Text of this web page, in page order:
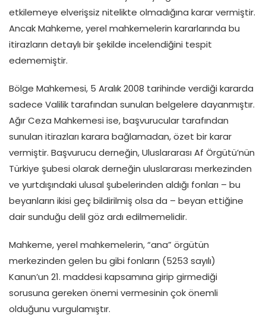
etkilemeye elverişsiz nitelikte olmadığına karar vermiştir.
Ancak Mahkeme, yerel mahkemelerin kararlarında bu
itirazların detaylı bir şekilde incelendiğini tespit
edememiştir.
Bölge Mahkemesi, 5 Aralık 2008 tarihinde verdiği kararda
sadece Valilik tarafından sunulan belgelere dayanmıştır.
Ağır Ceza Mahkemesi ise, başvurucular tarafından
sunulan itirazları karara bağlamadan, özet bir karar
vermiştir. Başvurucu derneğin, Uluslararası Af Örgütü’nün
Türkiye şubesi olarak derneğin uluslararası merkezinden
ve yurtdışındaki ulusal şubelerinden aldığı fonları – bu
beyanların ikisi geç bildirilmiş olsa da – beyan ettiğine
dair sunduğu delil göz ardı edilmemelidir.
Mahkeme, yerel mahkemelerin, “ana” örgütün
merkezinden gelen bu gibi fonların (5253 sayılı)
Kanun’un 21. maddesi kapsamına girip girmediği
sorusuna gereken önemi vermesinin çok önemli
olduğunu vurgulamıştır.